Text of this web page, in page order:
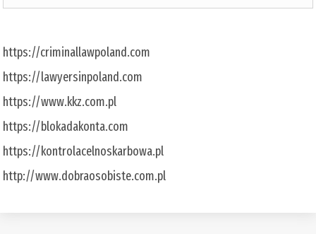
https://criminallawpoland.com
https://lawyersinpoland.com
https://www.kkz.com.pl
https://blokadakonta.com
https://kontrolacelnoskarbowa.pl
http://www.dobraosobiste.com.pl